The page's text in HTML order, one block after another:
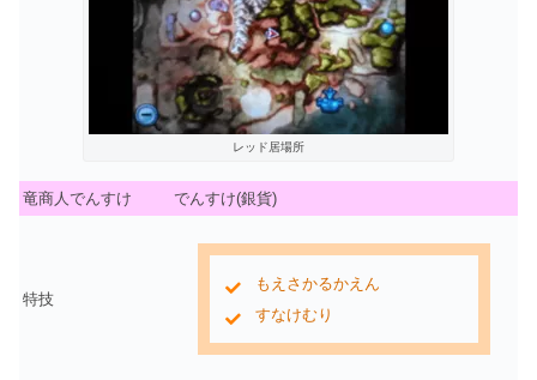
レッド居場所
竜商人でんすけ でんすけ(銀貨)
特技
もえさかるかえん
すなけむり